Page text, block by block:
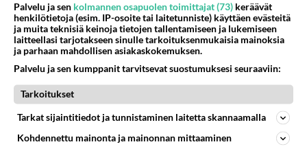
Anonyymi
2024-02-27 19:55:54
juttun surkastui.
Ukraina voittaa sen.
Palvelu ja sen kolmannen osapuolen toimittajat (73) keräävät
henkilötietoja (esim. IP-osoite tai laitetunniste) käyttäen evästeitä
ja muita teknisiä keinoja tietojen tallentamiseen ja lukemiseen
laitteellasi tarjotakseen sinulle tarkoituksenmukaisia mainoksia
ja parhaan mahdollisen asiakaskokemuksen.
Palvelu ja sen kumppanit tarvitsevat suostumuksesi seuraaviin:
Tarkoitukset
Tarkat sijaintitiedot ja tunnistaminen laitetta skannaamalla
Kohdennettu mainonta ja mainonnan mittaaminen